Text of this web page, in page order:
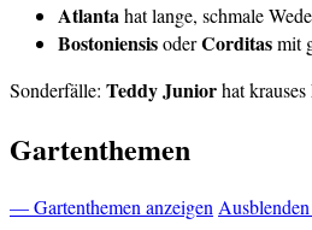
Atlantahat lange, schmale
BostoniensisoderCorditasmit
Sonderfälle: Teddy Juniorhat
Gartenthemen
— Gartenthemen anzeigen